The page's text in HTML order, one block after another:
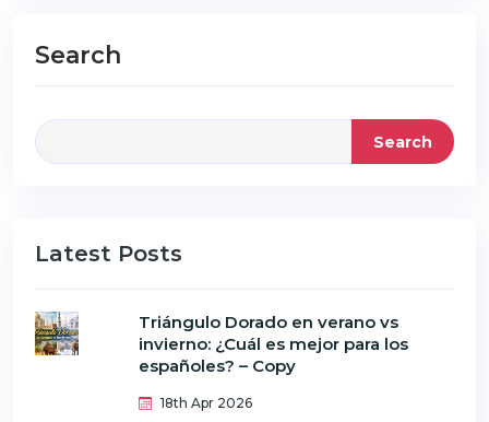
Search
Search
Latest Posts
Triángulo Dorado en verano vs
invierno: ¿Cuál es mejor para los
españoles? – Copy
18th Apr 2026